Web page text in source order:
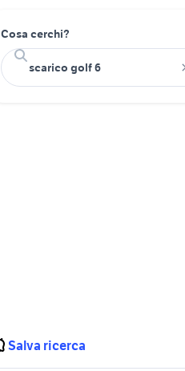
Cosa cerchi?
Salva ricerca